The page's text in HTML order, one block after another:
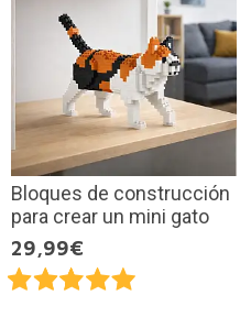
Bloques de construcción
para crear un mini gato
29,99€